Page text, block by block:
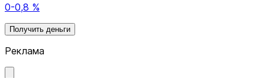
0-0,8 %
Получить деньги
Реклама